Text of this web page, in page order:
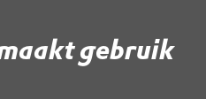
gebruik